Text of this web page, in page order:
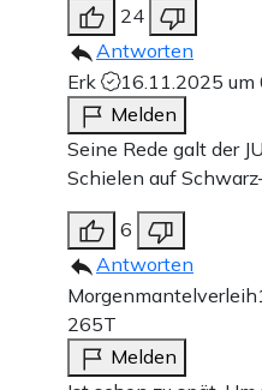
24
Antworten
Erk
16.11.2025 um
Melden
Seine Rede galt der
Schielen auf
6
Antworten
Morgenmantelverleih
265T
Melden